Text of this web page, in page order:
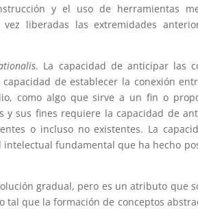
y el uso de herramientas
liberadas las extremidades
. La capacidad de anticipar las
de establecer la conexión
como algo que sirve a un fin o
y sus fines requiere la capacidad de
o incluso no existentes. La
fundamental que ha hecho
gradual, pero es un atributo que
tal que la formación de conceptos